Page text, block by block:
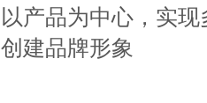
以产品为中心，实
创建品牌形象